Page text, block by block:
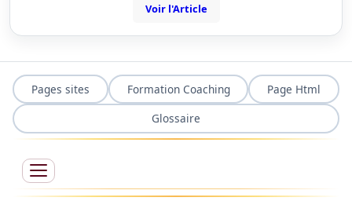
Voir l'Article
Pages sites Formation Coaching
Page Html
Glossaire